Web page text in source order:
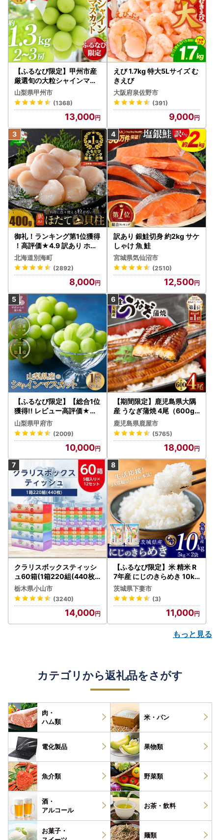
【ふるなび限定】甲州市産
厳選旬の大粒シャインマス
カット 約1.3kg 2～3房【2
026年発送】（MG）B12-
472 FN-Limited-VO シャ
インマスカット フルーツ
山梨県甲州市
(1368)
13,000
えび 1.7kg 特大5Lサイズ む
きえび
大阪府泉佐野市
(391)
9,000
御礼！ランキング第1位獲得
！高評価★4.9 訳あり ホタ
テ 400g（ほたて 帆立 貝柱
冷凍 ）
北海道別海町
(2892)
8,000
訳あり 銀鮭切身 約2kg サケ
しゃけ 魚 鮭
宮城県気仙沼市
(2510)
12,500
【ふるなび限定】【総合1位
獲得!! レビュー高評価★】
〈2026年度配送分〉山梨
県産 シャインマスカット 2
～3房（1.0kg以上）シャイ
ン フルーツ FN-Limited-S
P
山梨県甲府市
(2009)
10,000
【期間限定】鹿児島県大隅
産 うなぎ蒲焼 4尾（600g
） KN007-004-04-cp18
うなぎ 鰻 魚 惣菜 総菜
鹿児島県鹿屋市
(5765)
18,000
クラリスボックスティッシ
ュ60箱(1箱220組(440枚))
(5個入り×12セット)【配送
不可地域：離島・沖縄県】
【1256759】
栃木県小山市
(3240)
14,000
【ふるなび限定】米 精米 R
7年産 にじのきらめき 10kg
10月 FN-Limited-PR
茨城県下妻市
(3)
11,000
もっと見る
カテゴリから返礼品をさがす
肉・
ハム類
米・パン
電化製品 果物類
魚介類 野菜類
酒・
アルコール
お茶・ 飲料
お菓子・
麺類